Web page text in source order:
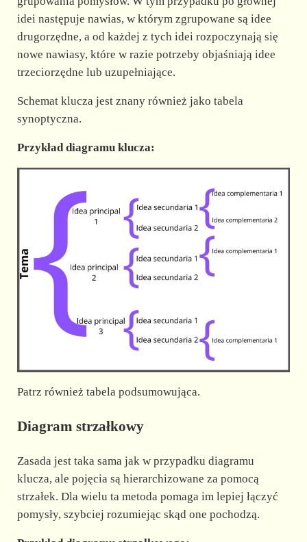
idei następuje nawias, w którym zgrupowane są idee
drugorzędne, a od każdej z tych idei rozpoczynają się
nowe nawiasy, które w razie potrzeby objaśniają idee
trzeciorzędne lub uzupełniające.
Schemat klucza jest znany również jako tabela
synoptyczna.
Przykład diagramu klucza:
Patrz również tabela podsumowująca.
Diagram strzałkowy
Zasada jest taka sama jak w przypadku diagramu
klucza, ale pojęcia są hierarchizowane za pomocą
strzałek. Dla wielu ta metoda pomaga im lepiej łączyć
pomysły, szybciej rozumiejąc skąd one pochodzą.